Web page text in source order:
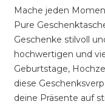
Mache jeden
Pure
Geschenke stilvoll
hochwertigen und
Geburtstage,
diese
deine Präsente auf